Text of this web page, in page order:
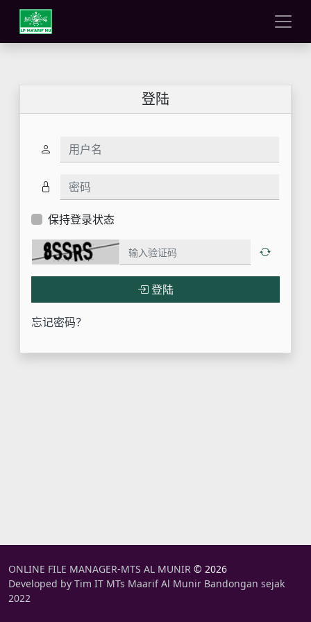
登陆
用户名
密码
保持登录状态
登陆
忘记密码？
ONLINE FILE MANAGER-MTS AL MUNIR © 2026
Developed by Tim IT MTs Maarif Al Munir Bandongan sejak
2022